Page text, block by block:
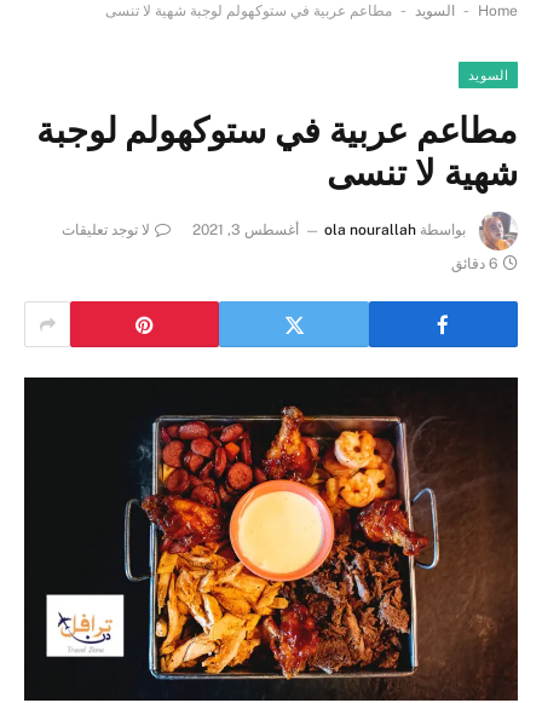
Home
- السويد - مطاعم عربية في ستوكهولم لوجبة شهية لا تنسى
السويد
مطاعم عربية في ستوكهولم لوجبة
شهية لا تنسى
بواسطة ola nourallah أغسطس 3, 2021
لا توجد تعليقات
6 دقائق